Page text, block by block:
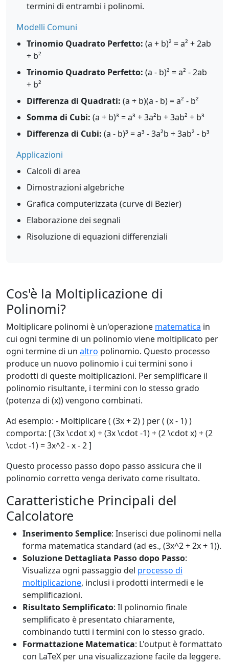
termini di entrambi i polinomi.
Modelli Comuni
Trinomio Quadrato Perfetto: (a + b)² = a² + 2ab
+ b²
Trinomio Quadrato Perfetto: (a - b)² = a² - 2ab
+ b²
Differenza di Quadrati: (a + b)(a - b) = a² - b²
Somma di Cubi: (a + b)³ = a³ + 3a²b + 3ab² + b³
Differenza di Cubi: (a - b)³ = a³ - 3a²b + 3ab² - b³
Applicazioni
Calcoli di area
Dimostrazioni algebriche
Grafica computerizzata (curve di Bezier)
Elaborazione dei segnali
Risoluzione di equazioni differenziali
Cos'è la Moltiplicazione di
Polinomi?
Moltiplicare polinomi è un'operazione matematica in
cui ogni termine di un polinomio viene moltiplicato per
ogni termine di un altro polinomio. Questo processo
produce un nuovo polinomio i cui termini sono i
prodotti di queste moltiplicazioni. Per semplificare il
polinomio risultante, i termini con lo stesso grado
(potenza di (x)) vengono combinati.
Ad esempio: - Moltiplicare ( (3x + 2) ) per ( (x - 1) )
comporta: [ (3x \cdot x) + (3x \cdot -1) + (2 \cdot x) + (2
\cdot -1) = 3x^2 - x - 2 ]
Questo processo passo dopo passo assicura che il
polinomio corretto venga derivato come risultato.
Caratteristiche Principali del
Calcolatore
Inserimento Semplice: Inserisci due polinomi nella
forma matematica standard (ad es., (3x^2 + 2x + 1)).
Soluzione Dettagliata Passo dopo Passo:
Visualizza ogni passaggio del processo di
moltiplicazione, inclusi i prodotti intermedi e le
semplificazioni.
Risultato Semplificato: Il polinomio finale
semplificato è presentato chiaramente,
combinando tutti i termini con lo stesso grado.
Formattazione Matematica: L'output è formattato
con LaTeX per una visualizzazione facile da leggere.